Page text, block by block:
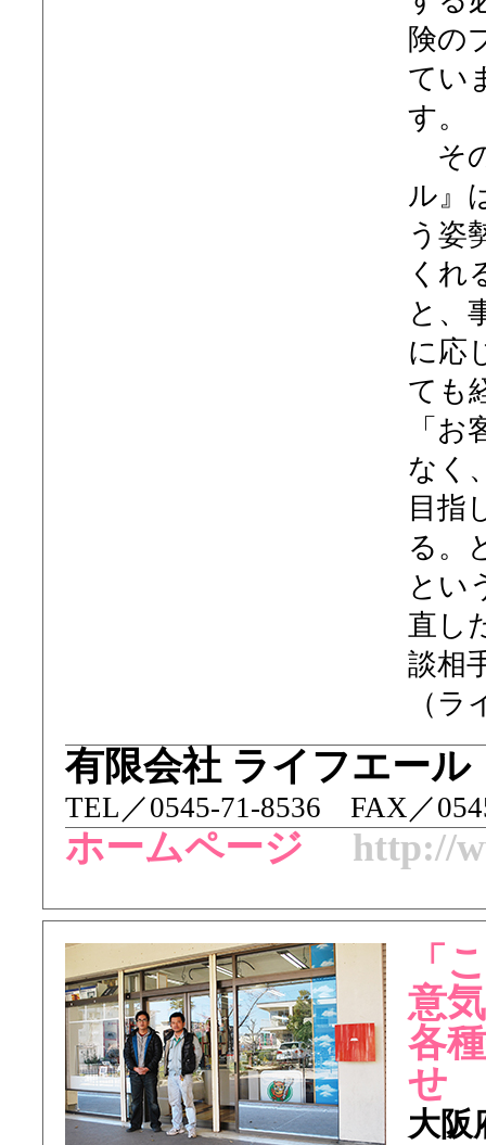
険の
てい
す。
そ
ル』
う姿
くれ
と、
に応
ても
「
なく
目指
る。
とい
直し
談相
（
有限会社 ライフエール
TEL／ 0545-71-8536 FAX／
ホームページ http://
「
意気
各
せ
大阪